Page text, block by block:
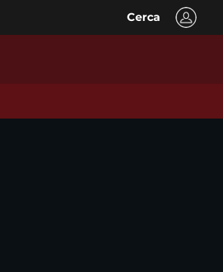
Cerca